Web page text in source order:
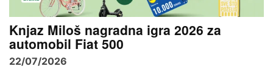
Knjaz Miloš nagradna igra 2026 za
automobil Fiat 500
22/07/2026